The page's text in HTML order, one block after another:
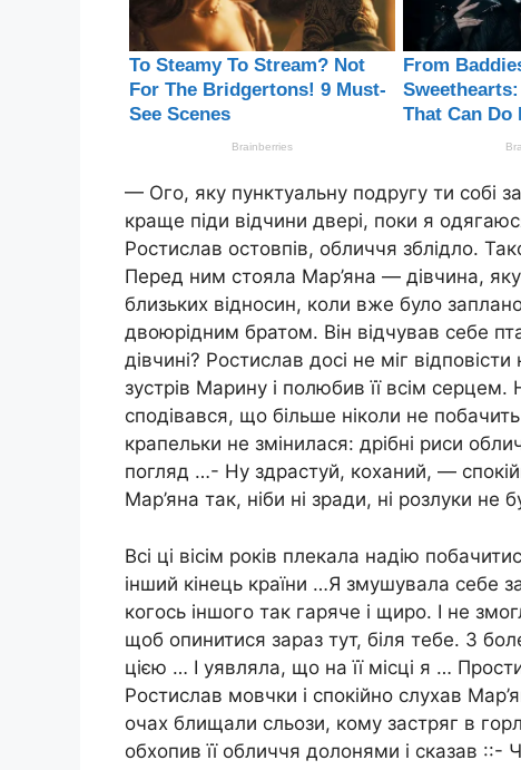
— Ого, яку пунктуальну подругу ти собі
краще піди відчини двері, поки я
Ростислав остовпів, обличчя зблідло.
Перед ним стояла Мар’яна — дівчина, яку
близьких відносин, коли вже було
двоюрідним братом. Він відчував себе
дівчині? Ростислав досі не міг
зустрів Марину і полюбив її всім
сподівався, що більше ніколи не
крапельки не змінилася: дрібні риси
погляд …- Ну здрастуй, коханий, —
Мар’яна так, ніби ні зради, ні розлуки
Всі ці вісім років плекала надію
інший кінець країни …Я змушувала себе
когось іншого так гаряче і щиро. І не
щоб опинитися зараз тут, біля тебе. З
цією … І уявляла, що на її місці я …
Ростислав мовчки і спокійно слухав
очах блищали сльози, кому застряг в
обхопив її обличчя долонями і сказав ::-